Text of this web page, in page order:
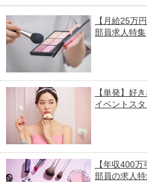
【月給25万
部員求人特集
【単発】好
イベントス
【年収400
部員の求人